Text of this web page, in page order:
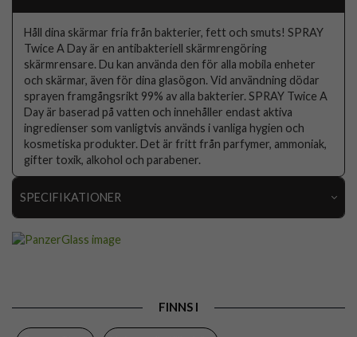
Håll dina skärmar fria från bakterier, fett och smuts! SPRAY
Twice A Day är en antibakteriell skärmrengöring
skärmrensare. Du kan använda den för alla mobila enheter
och skärmar, även för dina glasögon. Vid användning dödar
sprayen framgångsrikt 99% av alla bakterier. SPRAY Twice A
Day är baserad på vatten och innehåller endast aktiva
ingredienser som vanligtvis används i vanliga hygien och
kosmetiska produkter. Det är fritt från parfymer, ammoniak,
gifter toxik, alkohol och parabener.
SPECIFIKATIONER
FINNS I